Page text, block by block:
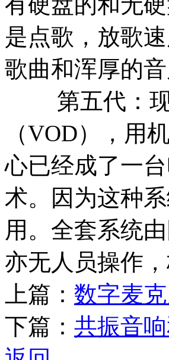
是点歌，放歌
歌曲和浑厚的
第五代：现
（VOD），用
心已经成了一
术。因为这种
用。全套系统
亦无人员操作
上篇： 数字麦
下篇： 共振音